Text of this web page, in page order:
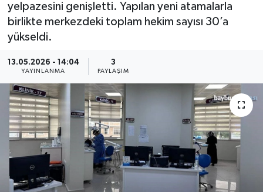
yelpazesini genişletti. Yapılan yeni atamalarla
birlikte merkezdeki toplam hekim sayısı 30’a
yükseldi.
13.05.2026 - 14:04
YAYINLANMA
3
PAYLAŞIM
Haber Arşivi